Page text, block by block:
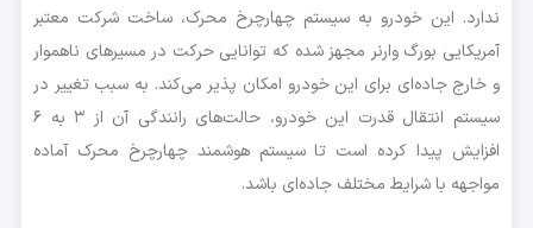
ندارد. این خودرو به سیستم چهارچرخ محرک، ساخت شرکت معتبر
آمریکایی بورگ‌ وارنر مجهز شده که توانایی حرکت در مسیرهای ناهموار
و خارج جاده‌ای برای این خودرو امکان پذیر می‌کند. به سبب تغییر در
سیستم انتقال قدرت این خودرو، حالت‌های رانندگی آن از ۳ به ۶
افزایش پیدا کرده است تا سیستم هوشمند چهارچرخ محرک آماده
مواجهه با شرایط مختلف جاده‌ای باشد.